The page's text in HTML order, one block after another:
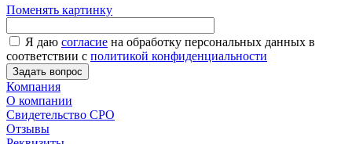
Поменять картинку
Я даю согласие на обработку персональных данных в
соответствии с политикой конфиденциальности
Задать вопрос
Компания
О компании
Свидетельство СРО
Отзывы